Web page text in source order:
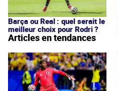
Barça ou Real : quel serait le
meilleur choix pour Rodri ?
Articles en tendances